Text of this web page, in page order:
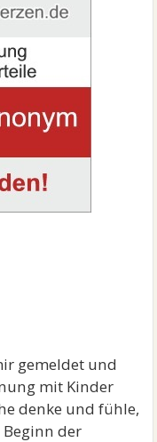
gemeldet und
mit Kinder
denke und fühle,
der